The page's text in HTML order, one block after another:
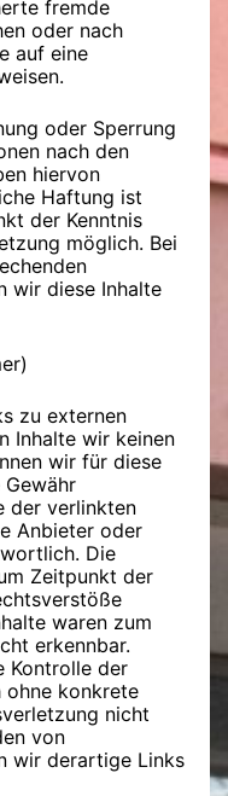
fremde
oder nach
auf eine
oder Sperrung
nach den
hiervon
Haftung ist
der Kenntnis
möglich. Bei
wir diese Inhalte
zu externen
Inhalte wir keinen
wir für diese
der verlinkten
Anbieter oder
Die
Zeitpunkt der
waren zum
erkennbar.
Kontrolle der
ohne konkrete
nicht
von
wir derartige Links